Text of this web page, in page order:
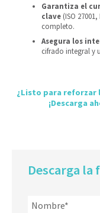
Garantiza el
clave (ISO
completo.
Asegura los
cifrado integral y
¿Listo para reforzar
¡Descarga
Descarga la